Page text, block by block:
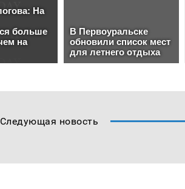
Следующая новость